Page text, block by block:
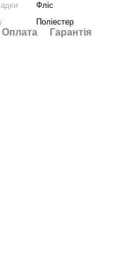
Фліс
Поліестер
Оплата Гарантія